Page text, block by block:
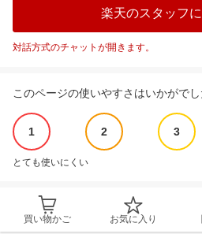
楽天のスタッフ
対話方式のチャットが開きます。
このページの使いやすさはいかがでし
1 2 3
とても使いにくい
買い物かご お気に入り